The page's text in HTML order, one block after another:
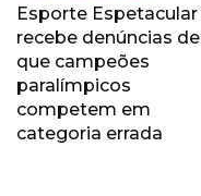
Esporte Espetacular
recebe denúncias de
que campeões
paralímpicos
competem em
categoria errada